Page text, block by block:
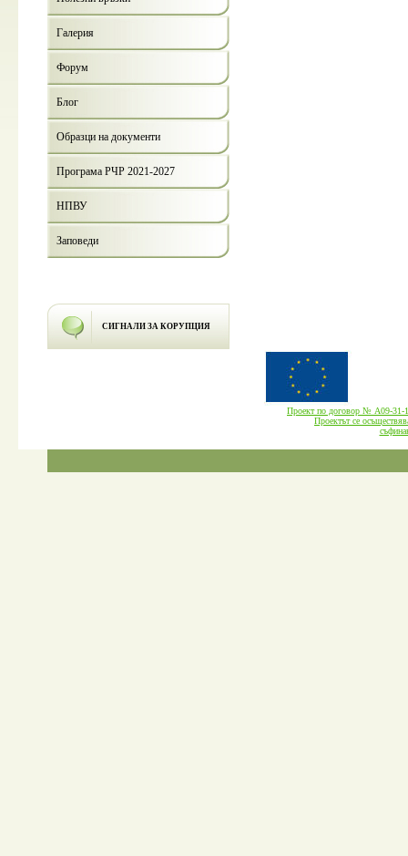
Галерия
Форум
Блог
Образци на документи
Програма РЧР 2021-2027
НПВУ
Заповеди
СИГНАЛИ ЗА КОРУПЦИЯ
Проект по договор № А09-
Проектът се